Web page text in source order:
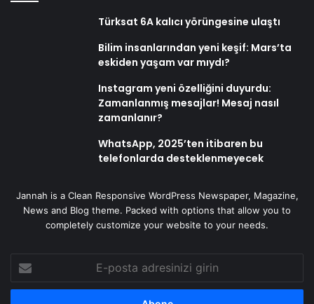
Türksat 6A kalıcı yörüngesine ulaştı
Bilim insanlarından yeni keşif: Mars’ta
eskiden yaşam var mıydı?
Instagram yeni özelliğini duyurdu:
Zamanlanmış mesajlar! Mesaj nasıl
zamanlanır?
WhatsApp, 2025’ten itibaren bu
telefonlarda desteklenmeyecek
Jannah is a Clean Responsive WordPress Newspaper, Magazine,
News and Blog theme. Packed with options that allow you to
completely customize your website to your needs.
posta
adresinizi